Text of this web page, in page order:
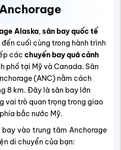
Alaska,sân bay quốc tế
cuối cùng trong hành trình
các chuyến bay quá cảnh
phố tại Mỹ và Canada. Sân
(ANC) nằm cách
8 km. Đây là sân bay lớn
vai trò quan trọng trong giao
bắc nước Mỹ.
vào trung tâm Anchorage
di chuyển của bạn: